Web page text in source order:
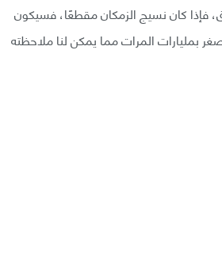
فإذا كان نسيج الزمكان مقطعًا، فسيكون
بمليارات المرات مما يمكن لنا ملاحظته